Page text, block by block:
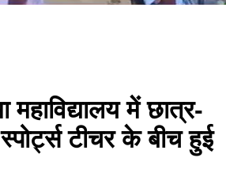
महाविद्यालय में छात्र-
टीचर के बीच हुई